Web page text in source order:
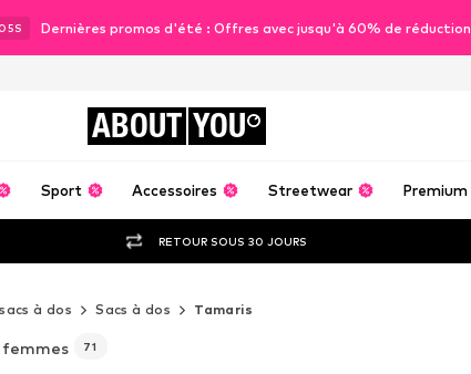
03S Dernières promos d'été : Offres avec jusqu'à 60% de réduction
ABOUT YOU
Sport Accessoires Streetwear Premium
RETOUR SOUS 30 JOURS
à dos Sacs à dos Tamaris
femmes 71